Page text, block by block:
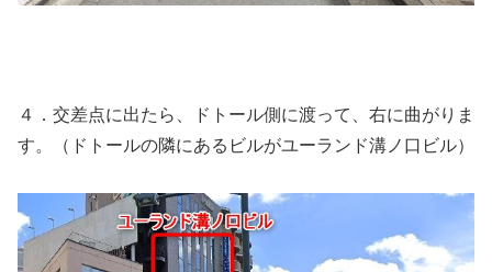
４．交差点に出たら、ドトール側に渡って、右に曲がりま
す。（ドトールの隣にあるビルがユーランド溝ノ口ビル）